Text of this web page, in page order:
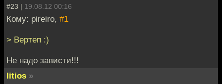
#23 | 19.08.12 00:16
Кому: pireiro, #1
> Вертеп :)
Не надо зависти!!!
litios »